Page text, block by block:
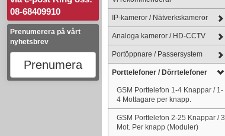
08-68409910
Prenumerera på vårt
nyhetsbrev
Prenumera
IP-kameror / Nätverkskameror
Analoga kameror / HD-CCTV
Portöppnare / Passersystem
Porttelefoner / Dörrtelefoner
GSM Porttelefon 1-4 Knappar / 1-
4 Mottagare per knapp.
GSM Porttelefon 2-25 Knappar / 3
Mot. Per knapp (Moduler)